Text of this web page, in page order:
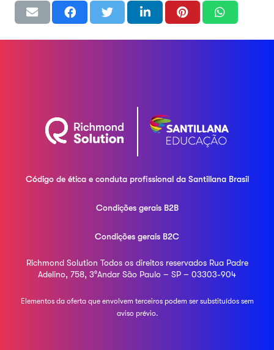
Código de ética e conduta profissional daSantillana Brasil
Condições gerais B2B
Condições gerais B2C
Richmond Solution Todos os direitos reservados Rua Padre
Adelino, 758, 3°Andar São Paulo – SP – 03303-904
Elementos da oferta que envolvem terceiros podem sersubstituídos sem
aviso prévio.